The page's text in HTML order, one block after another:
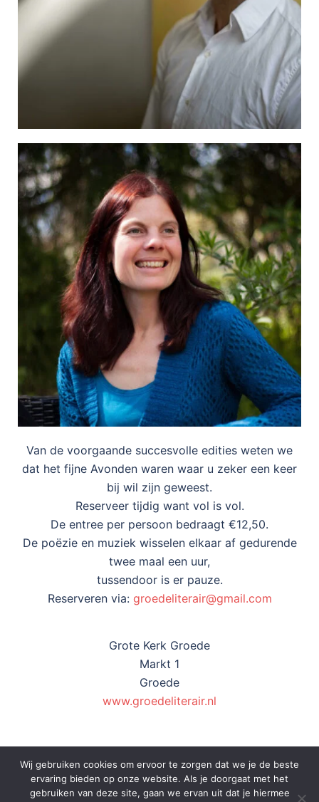
Van de voorgaande succesvolle edities weten we
dat het fijne Avonden waren waar u zeker een keer
bij wil zijn geweest.
Reserveer tijdig want vol is vol.
De entree per persoon bedraagt €12,50.
De poëzie en muziek wisselen elkaar af gedurende
twee maal een uur,
tussendoor is er pauze.
Reserveren via: groedeliterair@gmail.com
Grote Kerk Groede
Markt 1
Groede
www.groedeliterair.nl
Wij gebruiken cookies om ervoor te zorgen dat we je de beste
ervaring bieden op onze website. Als je doorgaat met het
gebruiken van deze site, gaan we ervan uit dat je hiermee